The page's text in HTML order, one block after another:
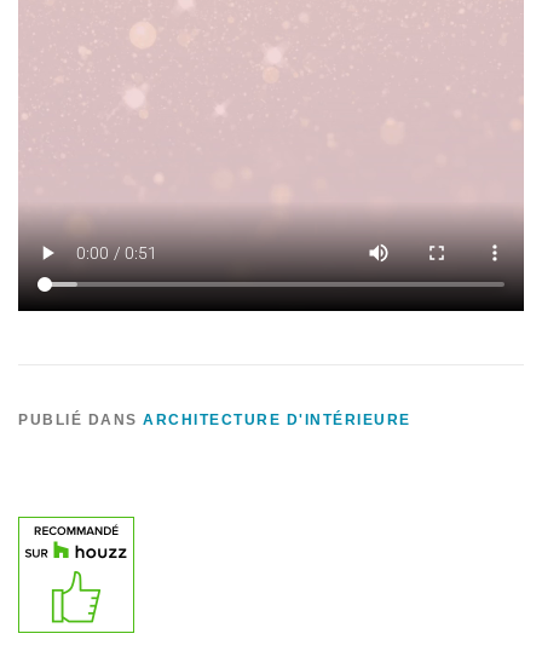
PUBLIÉ DANS ARCHITECTURE D'INTÉRIEURE